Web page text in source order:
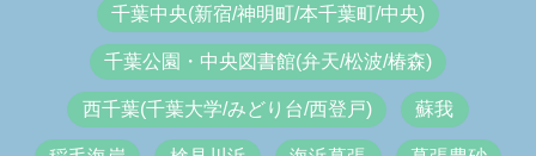
千葉中央(新宿/神明町/本千葉町/中央)
千葉公園・中央図書館(弁天/松波/椿森)
西千葉(千葉大学/みどり台/西登戸) 蘇我